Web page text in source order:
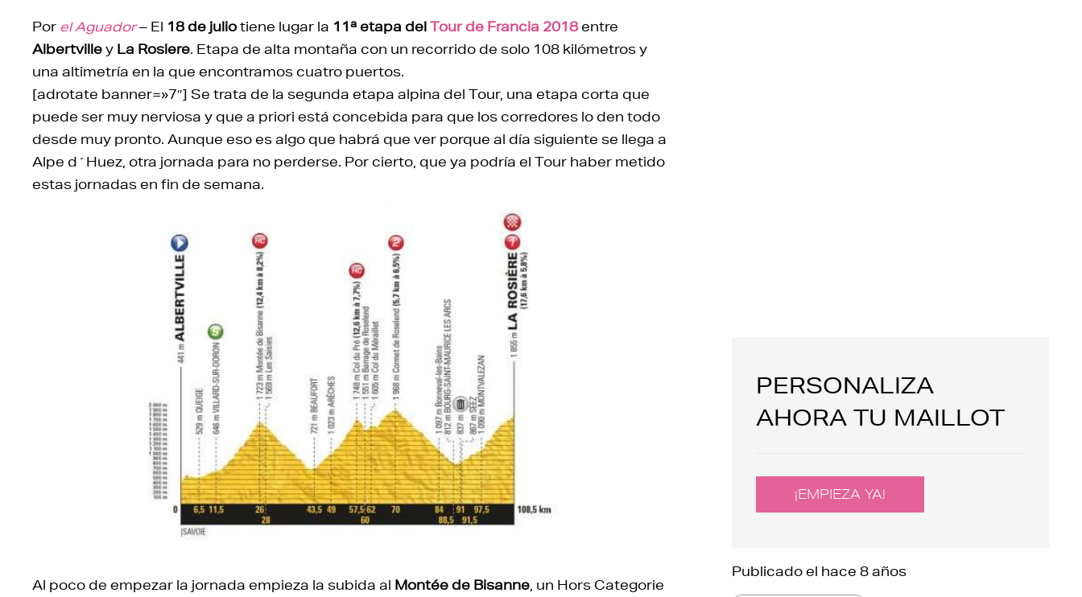
Por el Aguador– El 18 de juliotiene lugar la 11ª etapa delTour de Francia 2018entre
Albertvilley La Rosiere. Etapa de alta montaña con un recorrido de solo 108 kilómetros y
una altimetría en la que encontramos cuatro puertos.
[adrotate banner=»7″] Se trata de la segunda etapa alpina del Tour, una etapa corta que
puede ser muy nerviosa y que a priori está concebida para que los corredores lo den todo
desde muy pronto. Aunque eso es algo que habrá que ver porque al día siguiente se llega a
Alpe d´Huez, otra jornada para no perderse. Por cierto, que ya podría el Tour haber metido
estas jornadas en fin de semana.
Al poco de empezar la jornada empieza la subida al Montée de Bisanne , un Hors Categorie
PERSONALIZA
AHORA TU MAILLOT
¡EMPIEZA YA!
Publicado el hace 8 años